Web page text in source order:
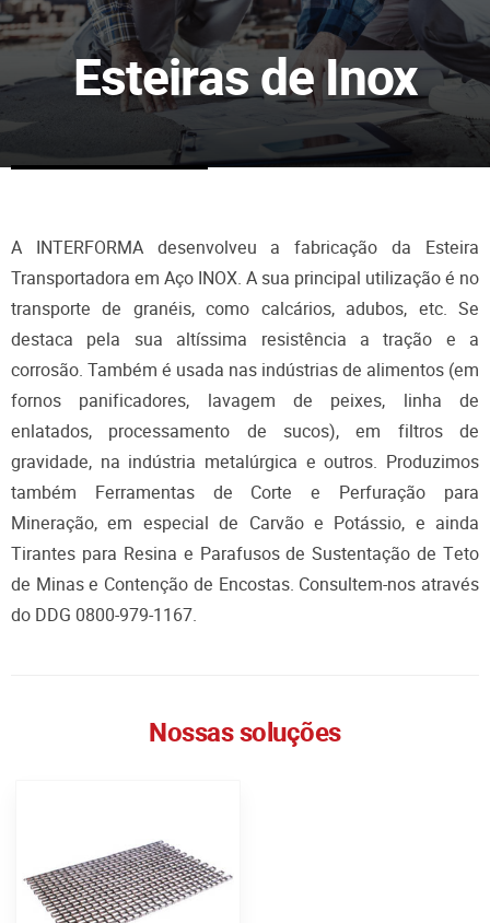
Esteiras de Inox
A INTERFORMA desenvolveu a fabricação da Esteira
Transportadora em Aço INOX. A sua principal utilização é no
transporte de granéis, como calcários, adubos, etc. Se
destaca pela sua altíssima resistência a tração e a
corrosão. Também é usada nas indústrias de alimentos (em
fornos panificadores, lavagem de peixes, linha de
enlatados, processamento de sucos), em filtros de
gravidade, na indústria metalúrgica e outros. Produzimos
também Ferramentas de Corte e Perfuração para
Mineração, em especial de Carvão e Potássio, e ainda
Tirantes para Resina e Parafusos de Sustentação de Teto
de Minas e Contenção de Encostas. Consultem-nos através
do DDG 0800-979-1167.
Nossas soluções